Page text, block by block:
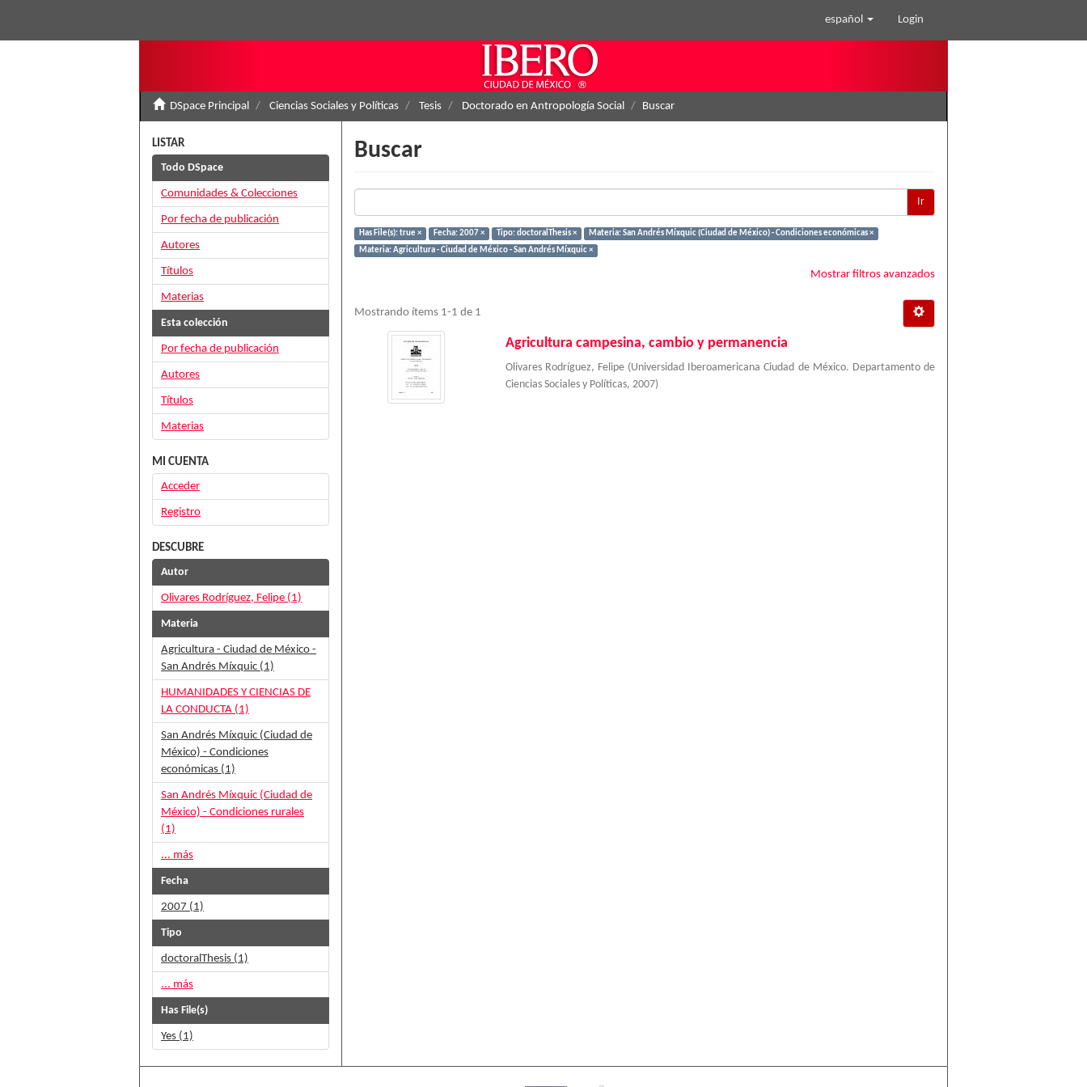
español Login
DSpace Principal Ciencias Sociales y Políticas Tesis Doctorado en Antropología Social Buscar
Buscar
Ir
Has File(s): true × Fecha: 2007 × Tipo: doctoralThesis ×
Materia: San Andrés Míxquic (Ciudad de México) - Condiciones económicas ×
Materia: Agricultura - Ciudad de México - San Andrés Míxquic ×
Mostrar filtros avanzados
Mostrando ítems 1-1 de 1
Agricultura campesina, cambio y permanencia
Olivares Rodríguez, Felipe (Universidad Iberoamericana Ciudad de México. Departamento de
Ciencias Sociales y Políticas, 2007)
LISTAR
Todo DSpace
Comunidades & Colecciones
Por fecha de publicación
Autores
Títulos
Materias
Esta colección
Por fecha de publicación
Autores
Títulos
Materias
MI CUENTA
Acceder
Registro
DESCUBRE
Autor
Olivares Rodríguez, Felipe (1)
Materia
Agricultura - Ciudad de México -
San Andrés Míxquic (1)
HUMANIDADES Y CIENCIAS DE
LA CONDUCTA (1)
San Andrés Míxquic (Ciudad de
México) - Condiciones
económicas (1)
San Andrés Míxquic (Ciudad de
México) - Condiciones rurales
(1)
... más
Fecha
2007 (1)
Tipo
doctoralThesis (1)
... más
Has File(s)
Yes (1)